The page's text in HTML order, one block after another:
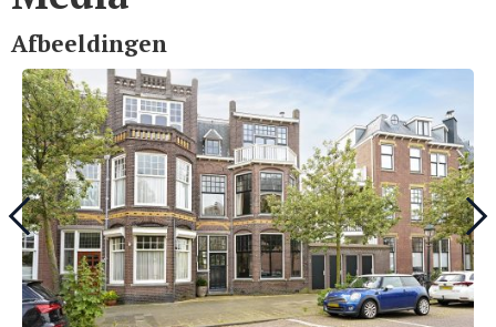
Afbeeldingen